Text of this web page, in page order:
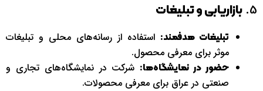
5. بازاریابی و تبلیغات
تبلیغات هدفمند: استفاده از رسانه‌های محلی و تبلیغات
موثر برای معرفی محصول.
حضور در نمایشگاه‌ها: شرکت در نمایشگاه‌های تجاری و
صنعتی در عراق برای معرفی محصولات.